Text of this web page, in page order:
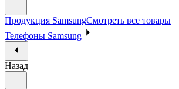
Продукция SamsungСмотреть все товары
Телефоны Samsung
Назад